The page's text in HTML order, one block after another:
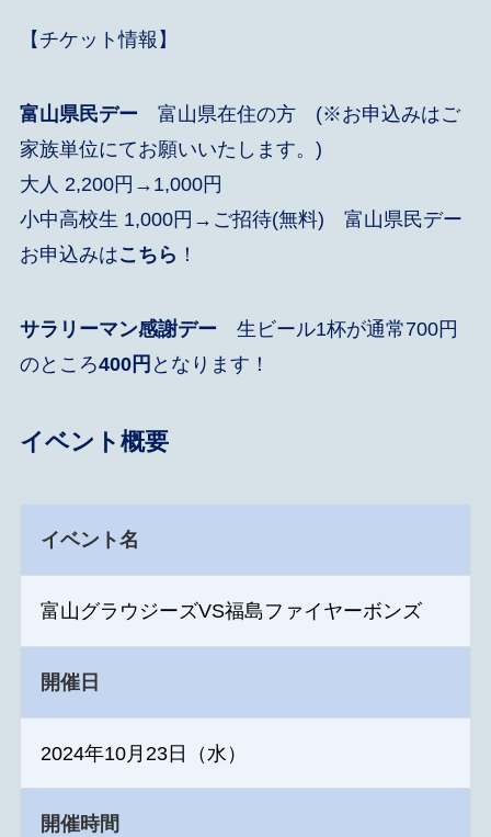
【チケット情報】
富山県民デー富山県在住の方 (※お申込みはご
家族単位にてお願いいたします。)
大人 2,200円→1,000円
小中高校生 1,000円→ご招待(無料) 富山県民デー
お申込みはこちら ！
サラリーマン感謝デー生ビール1杯が通常700円
のところ400円 となります！
イベント概要
イベント名
富山グラウジーズVS福島ファイヤーボンズ
開催日
2024年10月23日（水）
開催時間